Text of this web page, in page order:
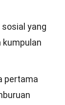
yang
kumpulan
pertama